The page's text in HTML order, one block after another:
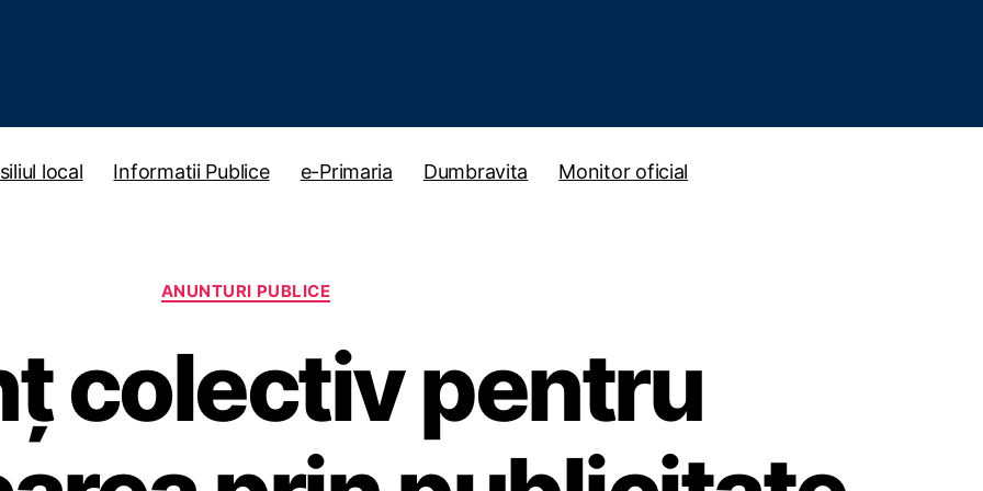
local Informatii Publice e-Primaria Dumbravita Monitor oficial
Categories
ANUNTURI PUBLICE
colectiv pentru